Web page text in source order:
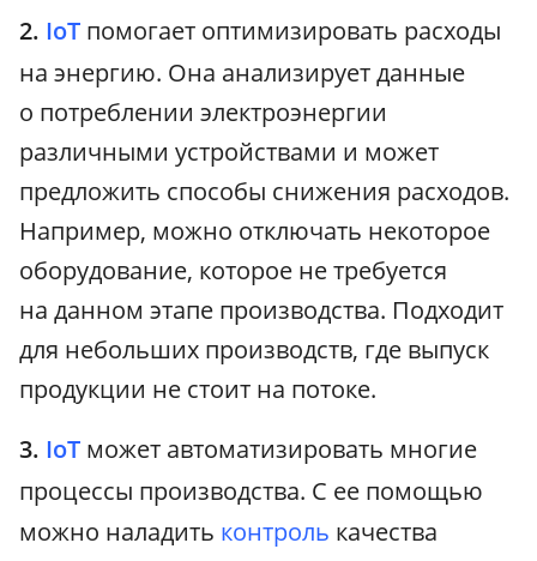
2. IoT помогает оптимизировать расходы
на энергию. Она анализирует данные
о потреблении электроэнергии
различными устройствами и может
предложить способы снижения расходов.
Например, можно отключать некоторое
оборудование, которое не требуется
на данном этапе производства. Подходит
для небольших производств, где выпуск
продукции не стоит на потоке.
3. IoT может автоматизировать многие
процессы производства. С ее помощью
можно наладить контроль качества